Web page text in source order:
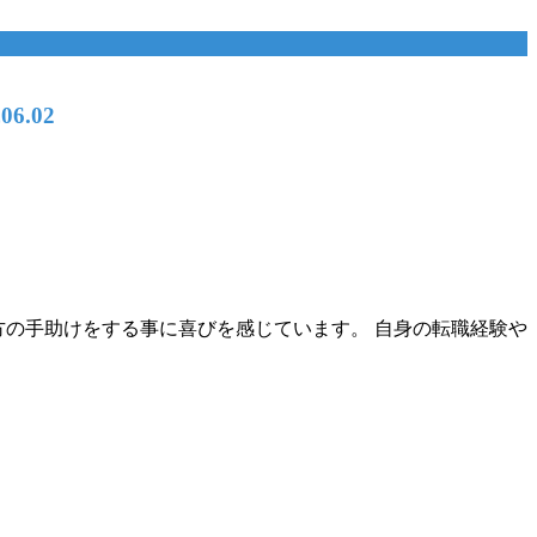
手助けをする事に喜びを感じています。 自身の転職経験や